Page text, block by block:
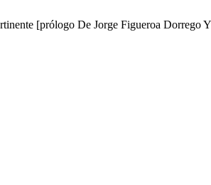
[prólogo De Jorge Figueroa